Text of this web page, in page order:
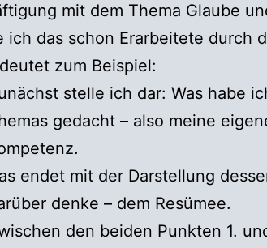
mit dem Thema Glaube
ich das schon Erarbeitete durch
zum Beispiel:
stelle ich dar: Was habe
gedacht – also meine
endet mit der Darstellung
denke – dem Resümee.
den beiden Punkten 1.